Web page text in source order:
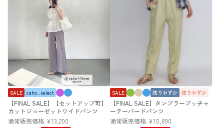
【FINAL SALE】【セットアップ可】
カットジョーゼットワイドパンツ
SALE caho_select
通常販売価格 ¥13,200
【FINAL SALE】タンブラーブッチャ
ーテーパードパンツ
SALE 残りわずか 残りわずか
通常販売価格 ¥10,890